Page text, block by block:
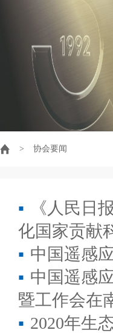
> 协会要闻
▪
《人民日
化国家贡献
▪ 中国遥感
▪ 中国遥感
暨工作会在
▪ 2020年生